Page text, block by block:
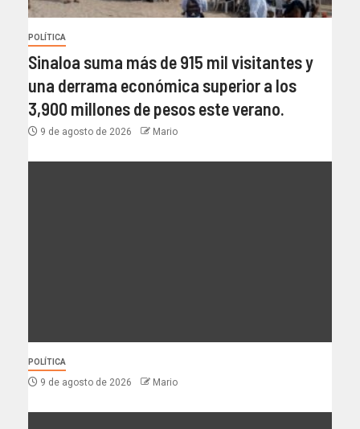
POLÍTICA
Sinaloa suma más de 915 mil visitantes y
una derrama económica superior a los
3,900 millones de pesos este verano.
9 de agosto de 2026 Mario
POLÍTICA
9 de agosto de 2026 Mario